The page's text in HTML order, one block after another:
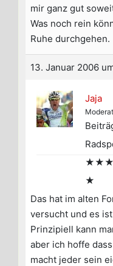
mir ganz gut
Was noch rein
Ruhe durchgehen.
13. Januar 2006
Jaja
★
Das hat im alten
versucht und es
Prinzipiell kann
aber ich hoffe
macht jeder sein